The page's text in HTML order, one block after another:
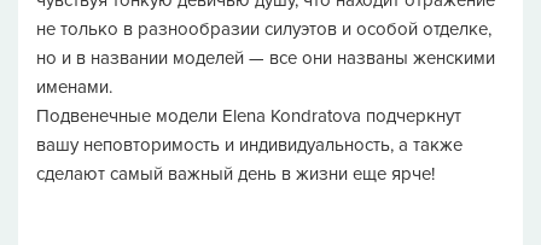
не только в разнообразии силуэтов и особой отделке,
но и в названии моделей — все они названы женскими
именами.
Подвенечные модели Elena Kondratova подчеркнут
вашу неповторимость и индивидуальность, а также
сделают самый важный день в жизни еще ярче!